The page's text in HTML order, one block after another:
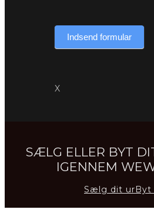
Indsend formular
X
SÆLG ELLER BYT
IGENNEM
Sælg dit urByt